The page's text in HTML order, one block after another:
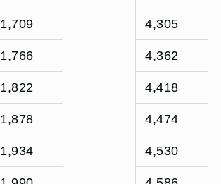
1,709 4,305
1,766 4,362
1,822 4,418
1,878 4,474
1,934 4,530